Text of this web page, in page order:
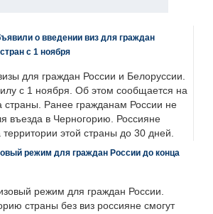
о введении виз для граждан
с 1 ноября
для граждан России и Белоруссии.
с 1 ноября. Об этом сообщается на
страны. Ранее гражданам России не
въезда в Черногорию. Россияне
территории этой страны до 30 дней.
режим для граждан России до конца
режим для граждан России.
страны без виз россияне смогут